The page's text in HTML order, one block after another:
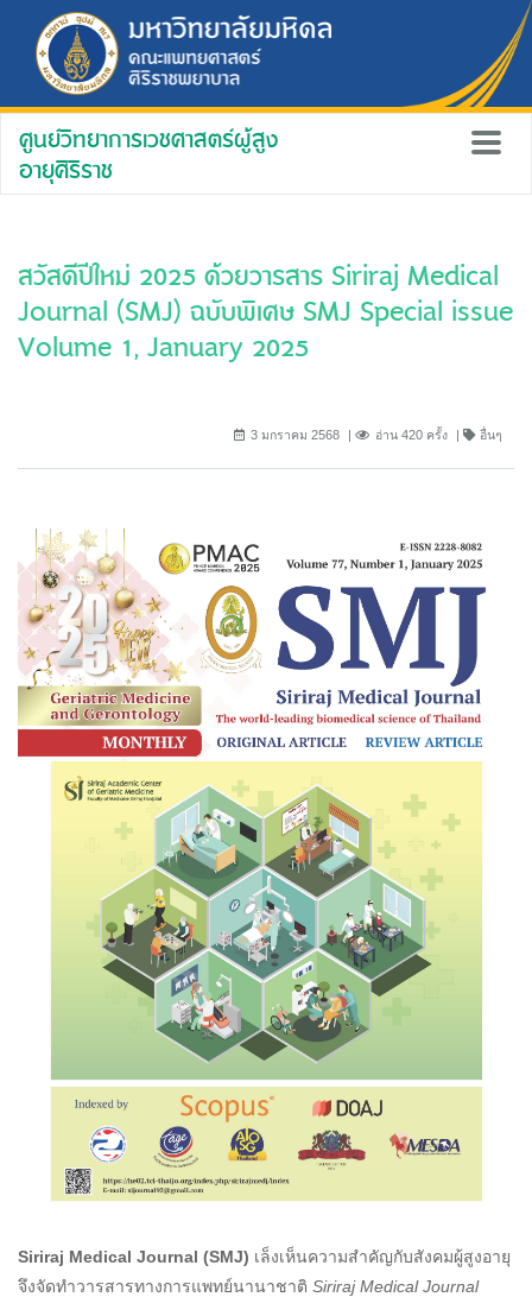
ศูนย์วิทยาการเวชศาสตร์ผู้สูง
อายุศิริราช
สวัสดีปีใหม่ 2025 ด้วยวารสาร Siriraj Medical
Journal (SMJ) ฉบับพิเศษ SMJ Special issue
Volume 1, January 2025
3 มกราคม 2568 อ่าน 420 ครั้ง อื่นๆ
Siriraj Medical Journal (SMJ) เล็งเห็นความสำคัญกับสังคมผู้สูงอายุ
จึงจัดทำวารสารทางการแพทย์นานาชาติ Siriraj Medical Journal